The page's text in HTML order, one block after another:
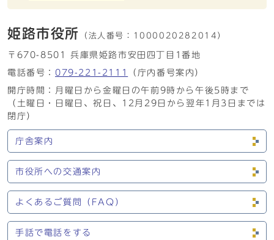
姫路市役所 （法人番号： 1000020282014）
〒670-8501 兵庫県姫路市安田四丁目1番地
電話番号： 079-221-2111
（庁内番号案内）
開庁時間：月曜日から金曜日の午前9時から午後5時まで
（土曜日・日曜日、祝日、12月29日から翌年1月3日までは
閉庁）
庁舎案内
市役所への交通案内
よくあるご質問（FAQ）
手話で電話をする